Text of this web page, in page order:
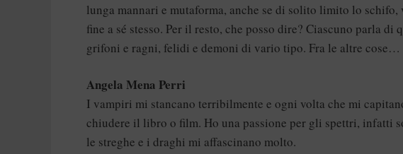
lunga mannari e mutaforma, anche se di solito limito lo
fine a sé stesso. Per il resto, che posso dire? Ciascuno parla
grifoni e ragni, felidi e demoni di vario tipo. Fra le altre cose…
Angela Mena Perri
I vampiri mi stancano terribilmente e ogni volta che mi
chiudere il libro o film. Ho una passione per gli spettri, infatti
le streghe e i draghi mi affascinano molto.